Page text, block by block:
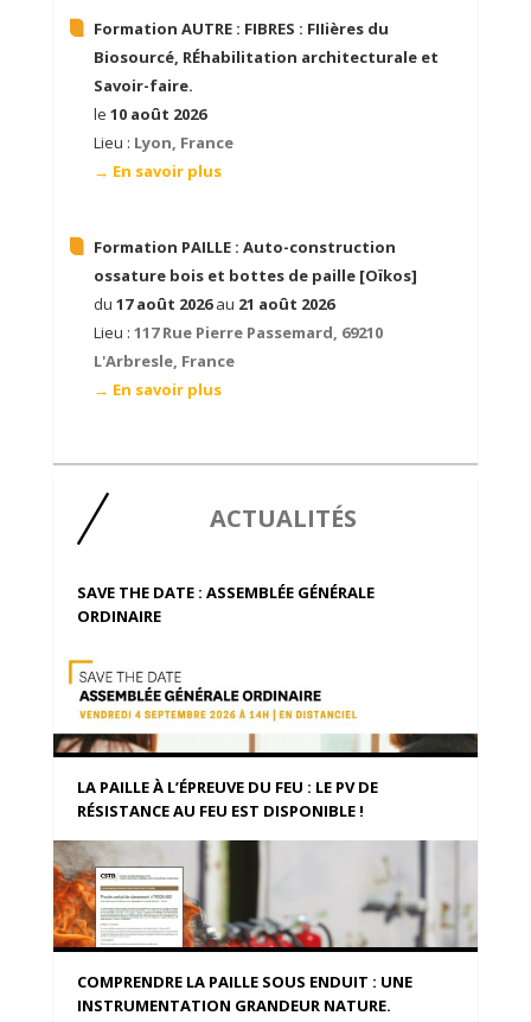
Formation AUTRE : FIBRES : FIIières du
Biosourcé, RÉhabilitation architecturale et
Savoir-faire.
le 10 août 2026
Lieu : Lyon, France
→ En savoir plus
Formation PAILLE : Auto-construction
ossature bois et bottes de paille [Oïkos]
du 17 août 2026au 21 août 2026
Lieu : 117 Rue Pierre Passemard, 69210
L'Arbresle, France
→ En savoir plus
ACTUALITÉS
SAVE THE DATE : ASSEMBLÉE GÉNÉRALE
ORDINAIRE
LA PAILLE À L’ÉPREUVE DU FEU : LE PV DE
RÉSISTANCE AU FEU EST DISPONIBLE !
COMPRENDRE LA PAILLE SOUS ENDUIT : UNE
INSTRUMENTATION GRANDEUR NATURE.